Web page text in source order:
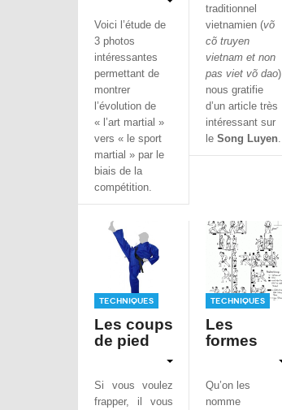
Voici l’étude de
3 photos
intéressantes
permettant de
montrer
l’évolution de
« l’art martial »
vers « le sport
martial » par le
biais de la
compétition.
traditionnel
vietnamien (võ
cõ truyen
vietnam et non
pas viet võ dao)
nous gratifie
d’un article très
intéressant sur
leSong Luyen.
Techniques
Les coups
de pied
Si vous voulez
frapper, il vous
Techniques
Les
formes
Qu’on les
nomme